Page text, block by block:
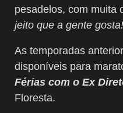
pesadelos, com muita
jeito que a gente gosta!
As temporadas
disponíveis para
Férias com o Ex
Floresta.